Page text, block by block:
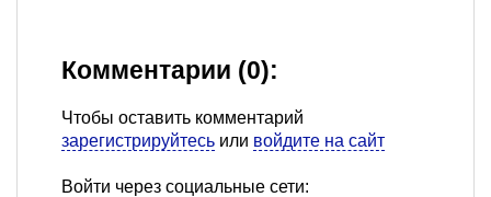
Комментарии (0):
Чтобы оставить комментарий
зарегистрируйтесь или войдите на сайт
Войти через социальные сети: